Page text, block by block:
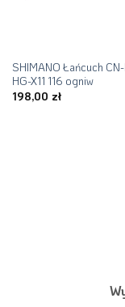
SHIMANO Łańcuch
HG-X11 116 ogniw
198,00 zł